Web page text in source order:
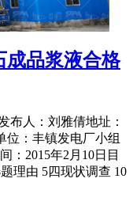
成品浆液合格
布人：刘雅倩地址：
位：丰镇发电厂小组
：2015年2月10日目
理由 5四现状调查 10